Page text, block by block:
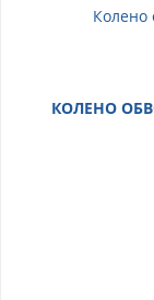
КОЛЕНО